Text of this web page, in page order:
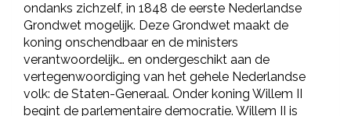
ondanks zichzelf, in 1848 de eerste Nederlandse
Grondwet mogelijk. Deze Grondwet maakt de
koning onschendbaar en de ministers
verantwoordelijk… en ondergeschikt aan de
vertegenwoordiging van het gehele Nederlandse
volk: de Staten-Generaal. Onder koning Willem II
begint de parlementaire democratie. Willem II is